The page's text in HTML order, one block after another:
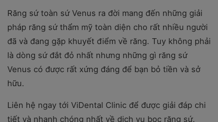
Răng sứ toàn sứ Venus ra đời mang đến những giải
pháp răng sứ thẩm mỹ toàn diện cho rất nhiều người
đã và đang gặp khuyết điểm về răng. Tuy không phải
là dòng sứ đắt đỏ nhất nhưng những gì răng sứ
Venus có được rất xứng đáng để bạn bỏ tiền và sở
hữu.
Liên hệ ngay tới ViDental Clinic để được giải đáp chi
tiết và nhanh chóng nhất về dịch vụ bọc răng sứ.